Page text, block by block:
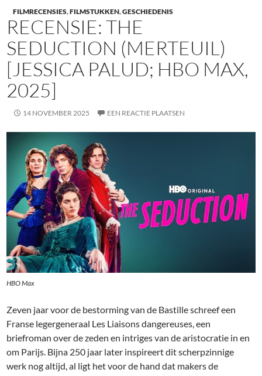
FILMRECENSIES,FILMSTUKKEN,GESCHIEDENIS
RECENSIE: THE
SEDUCTION (MERTEUIL)
[JESSICA PALUD; HBO MAX,
2025]
14 NOVEMBER 2025 EEN REACTIE PLAATSEN
HBO Max
Zeven jaar voor de bestorming van de Bastille schreef een
Franse legergeneraal Les Liaisons dangereuses, een
briefroman over de zeden en intriges van de aristocratie in en
om Parijs. Bijna 250 jaar later inspireert dit scherpzinnige
werk nog altijd, al ligt het voor de hand dat makers de